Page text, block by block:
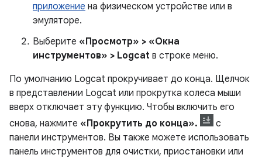
приложение на физическом устройстве или в
эмуляторе.
Выберите «Просмотр» > «Окна
инструментов» > Logcat в строке меню.
По умолчанию Logcat прокручивает до конца. Щелчок
в представлении Logcat или прокрутка колеса мыши
вверх отключает эту функцию. Чтобы включить его
снова, нажмите «Прокрутить до конца».
с
панели инструментов. Вы также можете использовать
панель инструментов для очистки, приостановки или